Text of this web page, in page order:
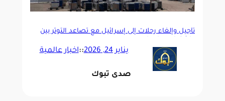
تأجيل وإلغاء رحلات إلى إسرائيل مع تصاعد التوتر بين
يناير 24, 2026 ::اخبار عالمية
صدى تبوك